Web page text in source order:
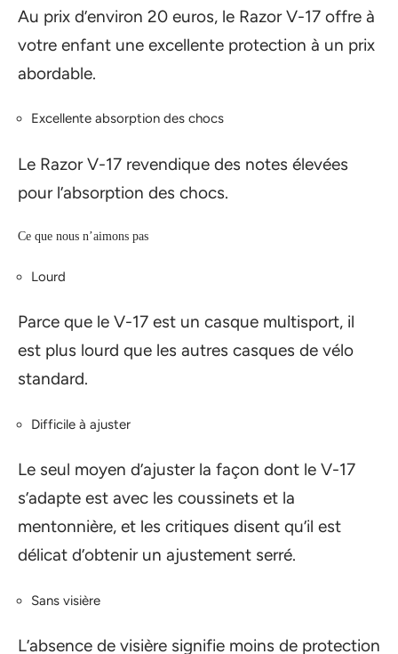
Au prix d’environ 20 euros, le Razor V-17 offre à
votre enfant une excellente protection à un prix
abordable.
Excellente absorption des chocs
Le Razor V-17 revendique des notes élevées
pour l’absorption des chocs.
Ce que nous n’aimons pas
Lourd
Parce que le V-17 est un casque multisport, il
est plus lourd que les autres casques de vélo
standard.
Difficile à ajuster
Le seul moyen d’ajuster la façon dont le V-17
s’adapte est avec les coussinets et la
mentonnière, et les critiques disent qu’il est
délicat d’obtenir un ajustement serré.
Sans visière
L’absence de visière signifie moins de protection